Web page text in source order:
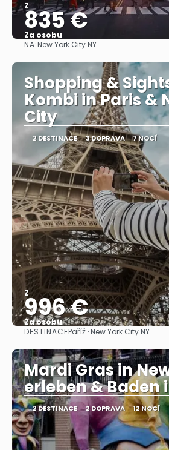
Z
835 €
Za osobu
NA:New York City NY
Shopping &
Kombi in Paris &
City
2 DESTINACE 3 DOPRAVA 7 NOCÍ
Z
996 €
Za osobu
Zobrazit
DESTINACEPaříž · New York City NY
Mardi Gras in
erleben & Baden
2 DESTINACE 2 DOPRAVA 12 NOCÍ